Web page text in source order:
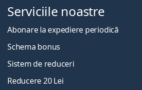
Serviciile noastre
Abonare la expediere periodică
Schema bonus
Sistem de reduceri
Reducere 20 Lei